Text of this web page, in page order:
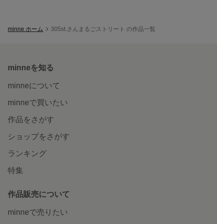
minne ホーム 305st.さんまるごストリート の作品一覧
minneを知る
minneについて
minneで買いたい
作品をさがす
ショップをさがす
ランキング
特集
作品販売について
minneで売りたい